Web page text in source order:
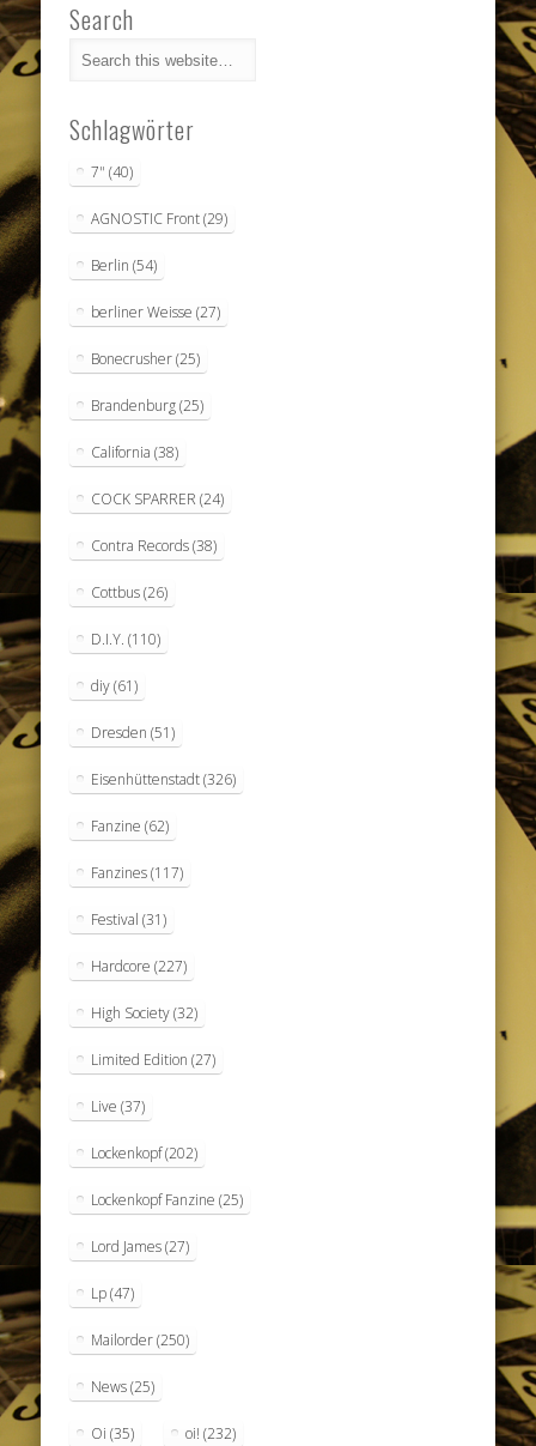
Search
Schlagwörter
7" (40)
AGNOSTIC Front(29)
Berlin (54)
berliner Weisse (27)
Bonecrusher(25)
Brandenburg(25)
California (38)
COCK SPARRER (24)
Contra Records(38)
Cottbus(26)
D.I.Y. (110)
diy(61)
Dresden (51)
Eisenhüttenstadt(326)
Fanzine (62)
Fanzines(117)
Festival (31)
Hardcore (227)
High Society(32)
Limited Edition (27)
Live (37)
Lockenkopf(202)
Lockenkopf Fanzine (25)
Lord James(27)
Lp(47)
Mailorder(250)
News(25)
Oi (35) oi! (232)